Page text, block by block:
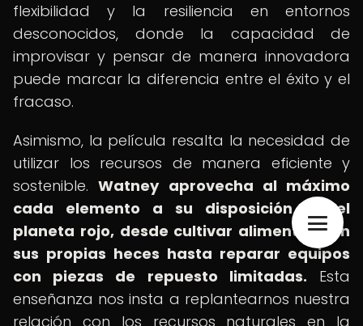
flexibilidad y la resiliencia en entornos
desconocidos, donde la capacidad de
improvisar y pensar de manera innovadora
puede marcar la diferencia entre el éxito y el
fracaso.
Asimismo, la película resalta la necesidad de
utilizar los recursos de manera eficiente y
sostenible.Watney aprovecha al máximo
cada elemento a su disposición en el
planeta rojo, desde cultivar alimentos con
sus propias heces hasta reparar equipos
con piezas de repuesto limitadas. Esta
enseñanza nos insta a replantearnos nuestra
relación con los recursos naturales en la